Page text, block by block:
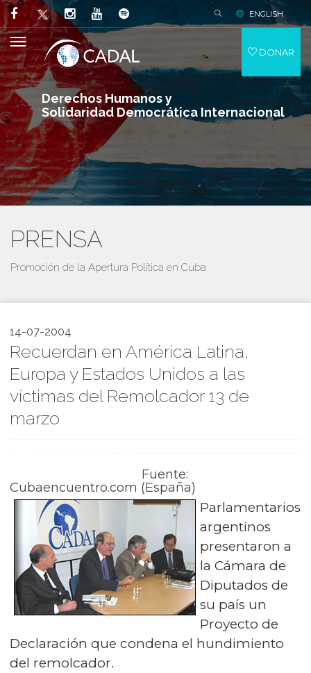
Derechos Humanos y
Solidaridad Democrática Internacional
ENGLISH
DONAR
PRENSA
Promoción de la Apertura Política en Cuba
14-07-2004
Recuerdan en América Latina,
Europa y Estados Unidos a las
víctimas del Remolcador 13 de
marzo
Fuente:
Cubaencuentro.com (España)
Parlamentarios
argentinos
presentaron a
la Cámara de
Diputados de
su país un
Proyecto de
Declaración que condena el hundimiento
del remolcador.